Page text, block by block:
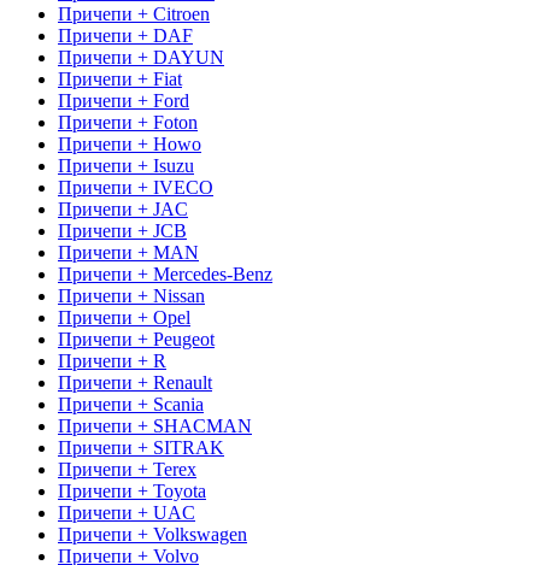
Причепи + Citroen
Причепи + DAF
Причепи + DAYUN
Причепи + Fiat
Причепи + Ford
Причепи + Foton
Причепи + Howo
Причепи + Isuzu
Причепи + IVECO
Причепи + JAC
Причепи + JCB
Причепи + MAN
Причепи + Mercedes-Benz
Причепи + Nissan
Причепи + Opel
Причепи + Peugeot
Причепи + R
Причепи + Renault
Причепи + Scania
Причепи + SHACMAN
Причепи + SITRAK
Причепи + Terex
Причепи + Toyota
Причепи + UAC
Причепи + Volkswagen
Причепи + Volvo